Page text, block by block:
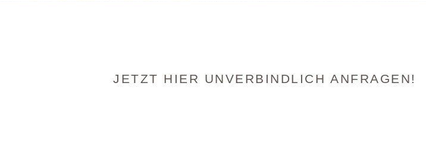
JETZT HIER UNVERBINDLICH ANFRAGEN!